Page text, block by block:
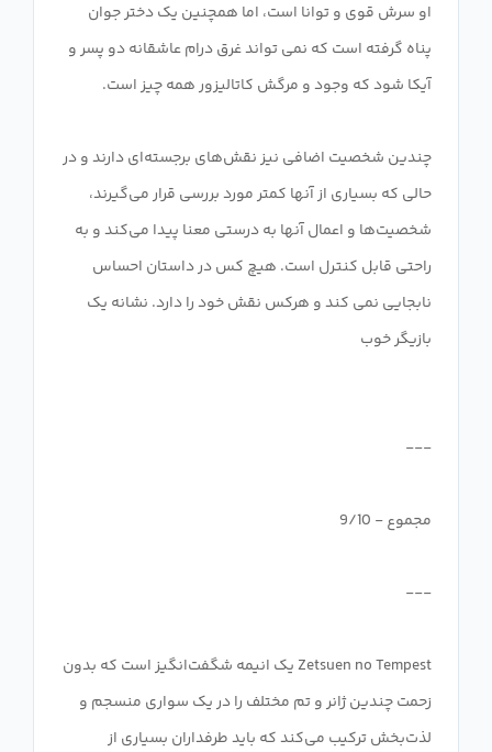
او سرش قوی و توانا است، اما همچنین یک دختر جوان
پناه گرفته است که نمی تواند غرق درام عاشقانه دو پسر و
چندین شخصیت اضافی نیز نقش‌های برجسته‌ای دارند و در
حالی که بسیاری از آنها کمتر مورد بررسی قرار می‌گیرند،
شخصیت‌ها و اعمال آنها به درستی معنا پیدا می‌کند و به
راحتی قابل کنترل است. هیچ کس در داستان احساس
نابجایی نمی کند و هرکس نقش خود را دارد. نشانه یک
Zetsuen no Tempest یک انیمه شگفت‌انگیز است که بدون
زحمت چندین ژانر و تم مختلف را در یک سواری منسجم و
لذت‌بخش ترکیب می‌کند که باید طرفداران بسیاری از